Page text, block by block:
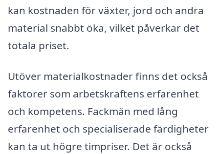
kan kostnaden för växter, jord och andra
material snabbt öka, vilket påverkar det
totala priset.
Utöver materialkostnader finns det också
faktorer som arbetskraftens erfarenhet
och kompetens. Fackmän med lång
erfarenhet och specialiserade färdigheter
kan ta ut högre timpriser. Det är också